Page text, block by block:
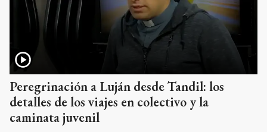
Peregrinación a Luján desde Tandil: los
detalles de los viajes en colectivo y la
caminata juvenil